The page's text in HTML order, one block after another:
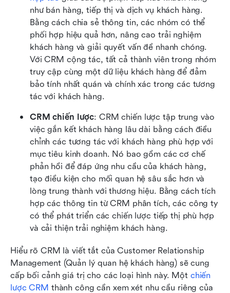
như bán hàng, tiếp thị và dịch vụ khách hàng.
Bằng cách chia sẻ thông tin, các nhóm có thể
phối hợp hiệu quả hơn, nâng cao trải nghiệm
khách hàng và giải quyết vấn đề nhanh chóng.
Với CRM cộng tác, tất cả thành viên trong nhóm
truy cập cùng một dữ liệu khách hàng để đảm
bảo tính nhất quán và chính xác trong các tương
tác với khách hàng.
CRM chiến lược: CRM chiến lược tập trung vào
việc gắn kết khách hàng lâu dài bằng cách điều
chỉnh các tương tác với khách hàng phù hợp với
mục tiêu kinh doanh. Nó bao gồm các cơ chế
phản hồi để đáp ứng nhu cầu của khách hàng,
tạo điều kiện cho mối quan hệ sâu sắc hơn và
lòng trung thành với thương hiệu. Bằng cách tích
hợp các thông tin từ CRM phân tích, các công ty
có thể phát triển các chiến lược tiếp thị phù hợp
và cải thiện trải nghiệm khách hàng.
Hiểu rõ CRM là viết tắt của Customer Relationship
Management (Quản lý quan hệ khách hàng) sẽ cung
cấp bối cảnh giá trị cho các loại hình này. Một chiến
lược CRM thành công cần xem xét nhu cầu riêng của